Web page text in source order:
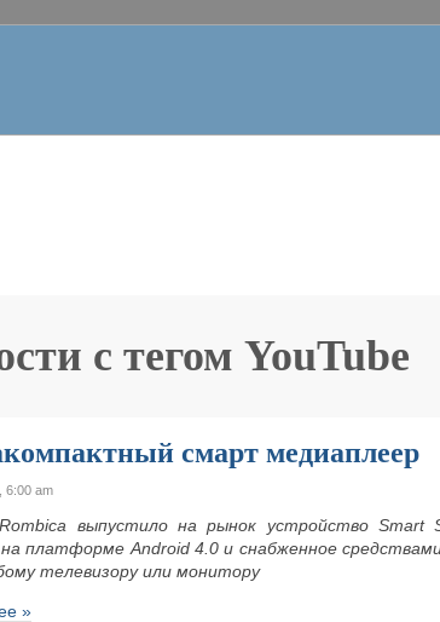
с тегомYouTube
смарт медиаплеер
6:00 am
Rombica выпустило на рынок устройство Smart
на платформе Android 4.0 и снабженное
телевизору или монитору
»